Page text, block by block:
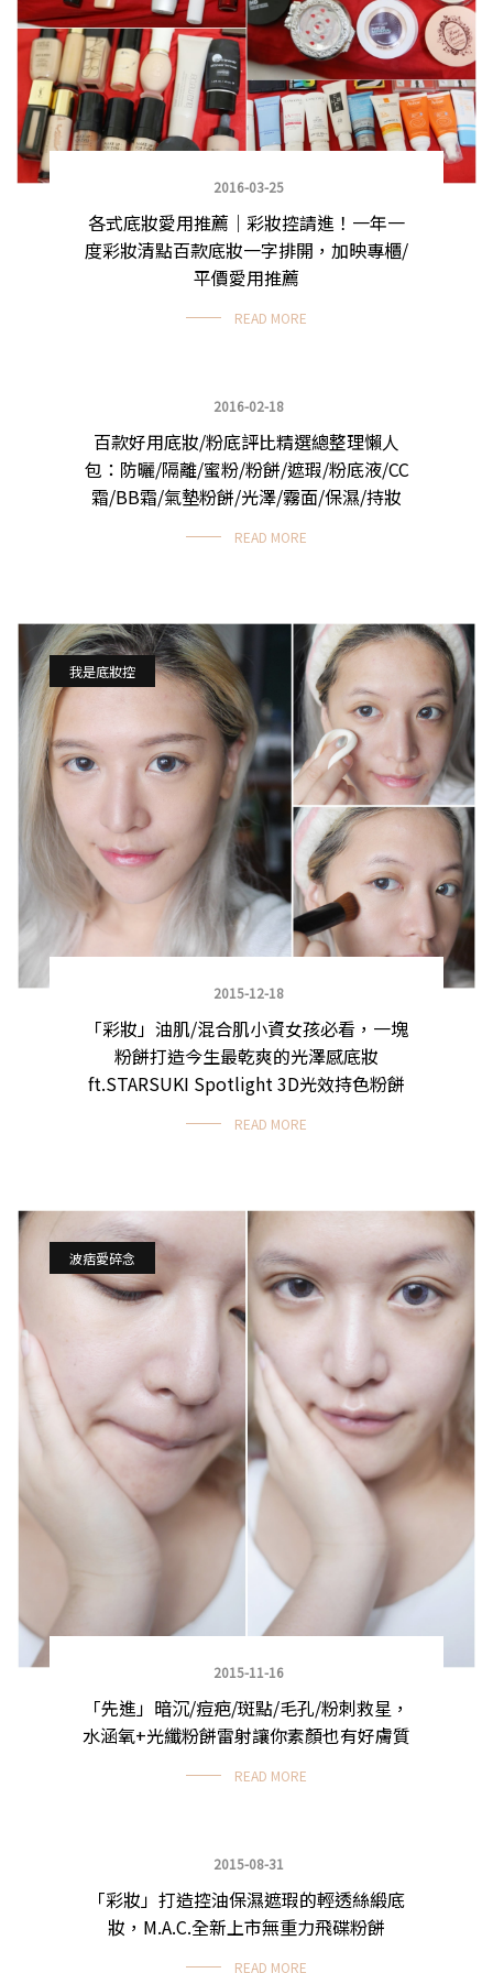
2016-03-25
各式底妝愛用推薦｜彩妝控請進！一年一
度彩妝清點百款底妝一字排開，加映專櫃/
平價愛用推薦
READ MORE
化妝品大評比
2016-02-18
百款好用底妝/粉底評比精選總整理懶人
包：防曬/隔離/蜜粉/粉餅/遮瑕/粉底液/CC
霜/BB霜/氣墊粉餅/光澤/霧面/保濕/持妝
READ MORE
我是底妝控
2015-12-18
「彩妝」油肌/混合肌小資女孩必看，一塊
粉餅打造今生最乾爽的光澤感底妝
ft.STARSUKI Spotlight 3D光效持色粉餅
READ MORE
波痞愛碎念
2015-11-16
「先進」暗沉/痘疤/斑點/毛孔/粉刺救星，
水涵氧+光纖粉餅雷射讓你素顏也有好膚質
READ MORE
我是底妝控
2015-08-31
「彩妝」打造控油保濕遮瑕的輕透絲緞底
妝，M.A.C.全新上市無重力飛碟粉餅
READ MORE